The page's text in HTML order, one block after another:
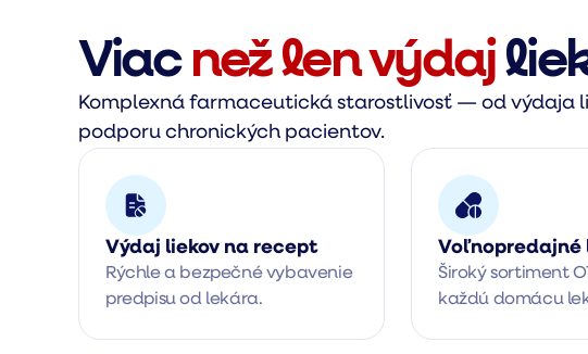
Viac než len výdaj
Komplexná farmaceutická starostlivosť — od výdaja
podporu chronických pacientov.
Výdaj liekov na recept
Rýchle a bezpečné vybavenie
predpisu od lekára.
Voľnopredajné
Široký sortiment
každú domácu